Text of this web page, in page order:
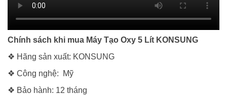
Chính sách khi mua Máy Tạo Oxy 5 Lít KONSUNG
❖ Hãng sản xuất: KONSUNG
❖ Công nghệ: Mỹ
❖ Bảo hành: 12 tháng